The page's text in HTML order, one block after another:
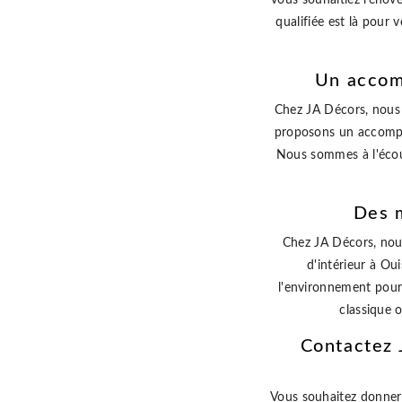
qualifiée est là pour
Un
Chez JA Décors,
proposons un
Nous sommes à
Des
Chez JA Décors,
d'intérieur à
l'environnement
classique
Contactez
Vous souhaitez